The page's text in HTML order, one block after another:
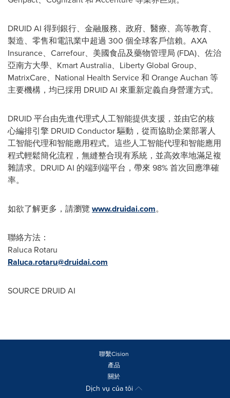
DRUID AI 得到銀行、金融服務、政府、醫療、高等教育、
製造、零售和電訊業中超過 300 個全球客戶信賴。AXA
Insurance、Carrefour、美國食品及藥物管理局 (FDA)、佐治
亞南方大學、Kmart Australia、Liberty Global Group、
MatrixCare、National Health Service 和 Orange Auchan 等
主要機構，均已採用 DRUID AI 來重新定義自身營運方式。
DRUID 平台由先進代理式人工智能提供支援，並由它的核
心編排引擎 DRUID Conductor 驅動，從而協助企業部署人
工智能代理和智能應用程式。這些人工智能代理和智能應用
程式輕鬆簡化流程，無縫整合現有系統，並高效率地滿足複
雜請求。DRUID AI 的端到端平台，帶來 98% 首次回應準確
率。
如欲了解更多，請瀏覽 www.druidai.com。
聯絡方法：
Raluca Rotaru
Raluca.rotaru@druidai.com
SOURCE DRUID AI
聯繫Cision
產品
關於
Dịch vụ của tôi